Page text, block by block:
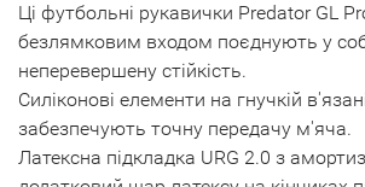
Ці футбольні рукавички Predator GL
безлямковим входом поєднують у
неперевершену стійкість.
Силіконові елементи на гнучкій
забезпечують точну передачу м'яча.
Латексна підкладка URG 2.0 з